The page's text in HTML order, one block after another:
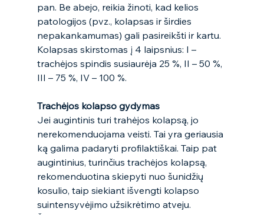
pan. Be abejo, reikia žinoti, kad kelios
patologijos (pvz., kolapsas ir širdies
nepakankamumas) gali pasireikšti ir kartu.
Kolapsas skirstomas į 4 laipsnius: I –
trachėjos spindis susiaurėja 25 %, II – 50 %,
III – 75 %, IV – 100 %.
Trachėjos kolapso gydymas
Jei augintinis turi trahėjos kolapsą, jo
nerekomenduojama veisti. Tai yra geriausia
ką galima padaryti profilaktiškai. Taip pat
augintinius, turinčius trachėjos kolapsą,
rekomenduotina skiepyti nuo šunidžių
kosulio, taip siekiant išvengti kolapso
suintensyvėjimo užsikrėtimo atveju.